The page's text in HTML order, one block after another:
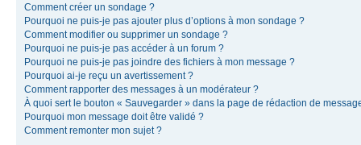
Comment créer un sondage ?
Pourquoi ne puis-je pas ajouter plus d’options à mon sondage ?
Comment modifier ou supprimer un sondage ?
Pourquoi ne puis-je pas accéder à un forum ?
Pourquoi ne puis-je pas joindre des fichiers à mon message ?
Pourquoi ai-je reçu un avertissement ?
Comment rapporter des messages à un modérateur ?
À quoi sert le bouton « Sauvegarder » dans la page de rédaction de
Pourquoi mon message doit être validé ?
Comment remonter mon sujet ?